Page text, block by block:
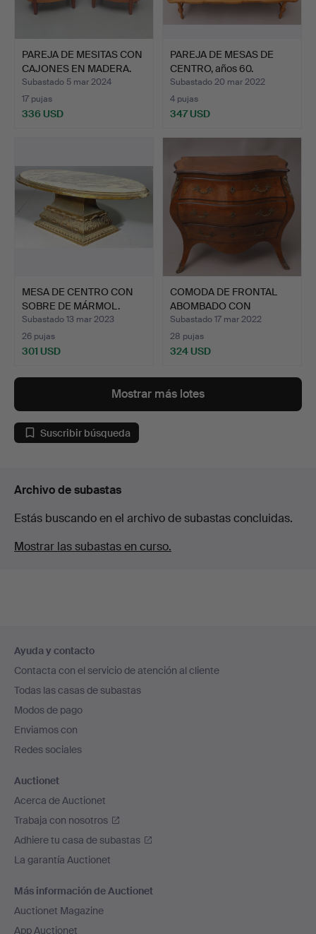
PAREJA DE MESITAS CON
CAJONES EN MADERA.
Subastado 5 mar 2024
17 pujas
336 USD
PAREJA DE MESAS DE
CENTRO, años 60.
Subastado 20 mar 2022
4 pujas
347 USD
MESA DE CENTRO CON
SOBRE DE MÁRMOL.
Subastado 13 mar 2023
26 pujas
301 USD
COMODA DE FRONTAL
ABOMBADO CON
EMEBELLECED…
Subastado 17 mar 2022
28 pujas
324 USD
Mostrar más lotes
Suscribir búsqueda
Archivo de subastas
Estás buscando en el archivo de subastas concluidas.
Mostrar las subastas en curso.
en
el
pie
de
página
Ayuda y contacto
Contacta con el servicio de atención al cliente
Todas las casas de subastas
Modos de pago
Enviamos con
Redes sociales
Auctionet
Acerca de Auctionet
Trabaja con nosotros
Adhiere tu casa de subastas
La garantía Auctionet
Más información de Auctionet
Auctionet Magazine
App Auctionet